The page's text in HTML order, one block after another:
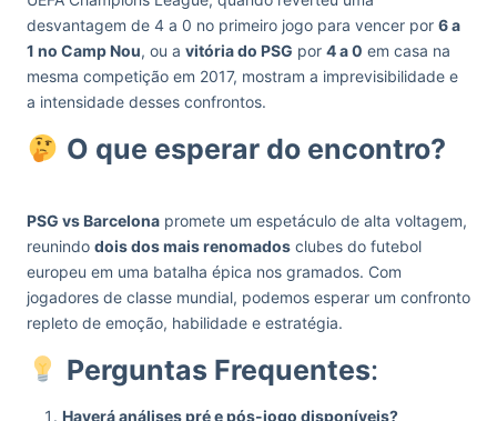
desvantagem de 4 a 0 no primeiro jogo para vencer por 6 a
1 no Camp Nou, ou a vitória do PSG por 4 a 0 em casa na
mesma competição em 2017, mostram a imprevisibilidade e
a intensidade desses confrontos.
O que esperar do encontro?
PSG vs Barcelona promete um espetáculo de alta voltagem,
reunindo dois dos mais renomados clubes do futebol
europeu em uma batalha épica nos gramados. Com
jogadores de classe mundial, podemos esperar um confronto
repleto de emoção, habilidade e estratégia.
Perguntas Frequentes:
Haverá análises pré e pós-jogo disponíveis?